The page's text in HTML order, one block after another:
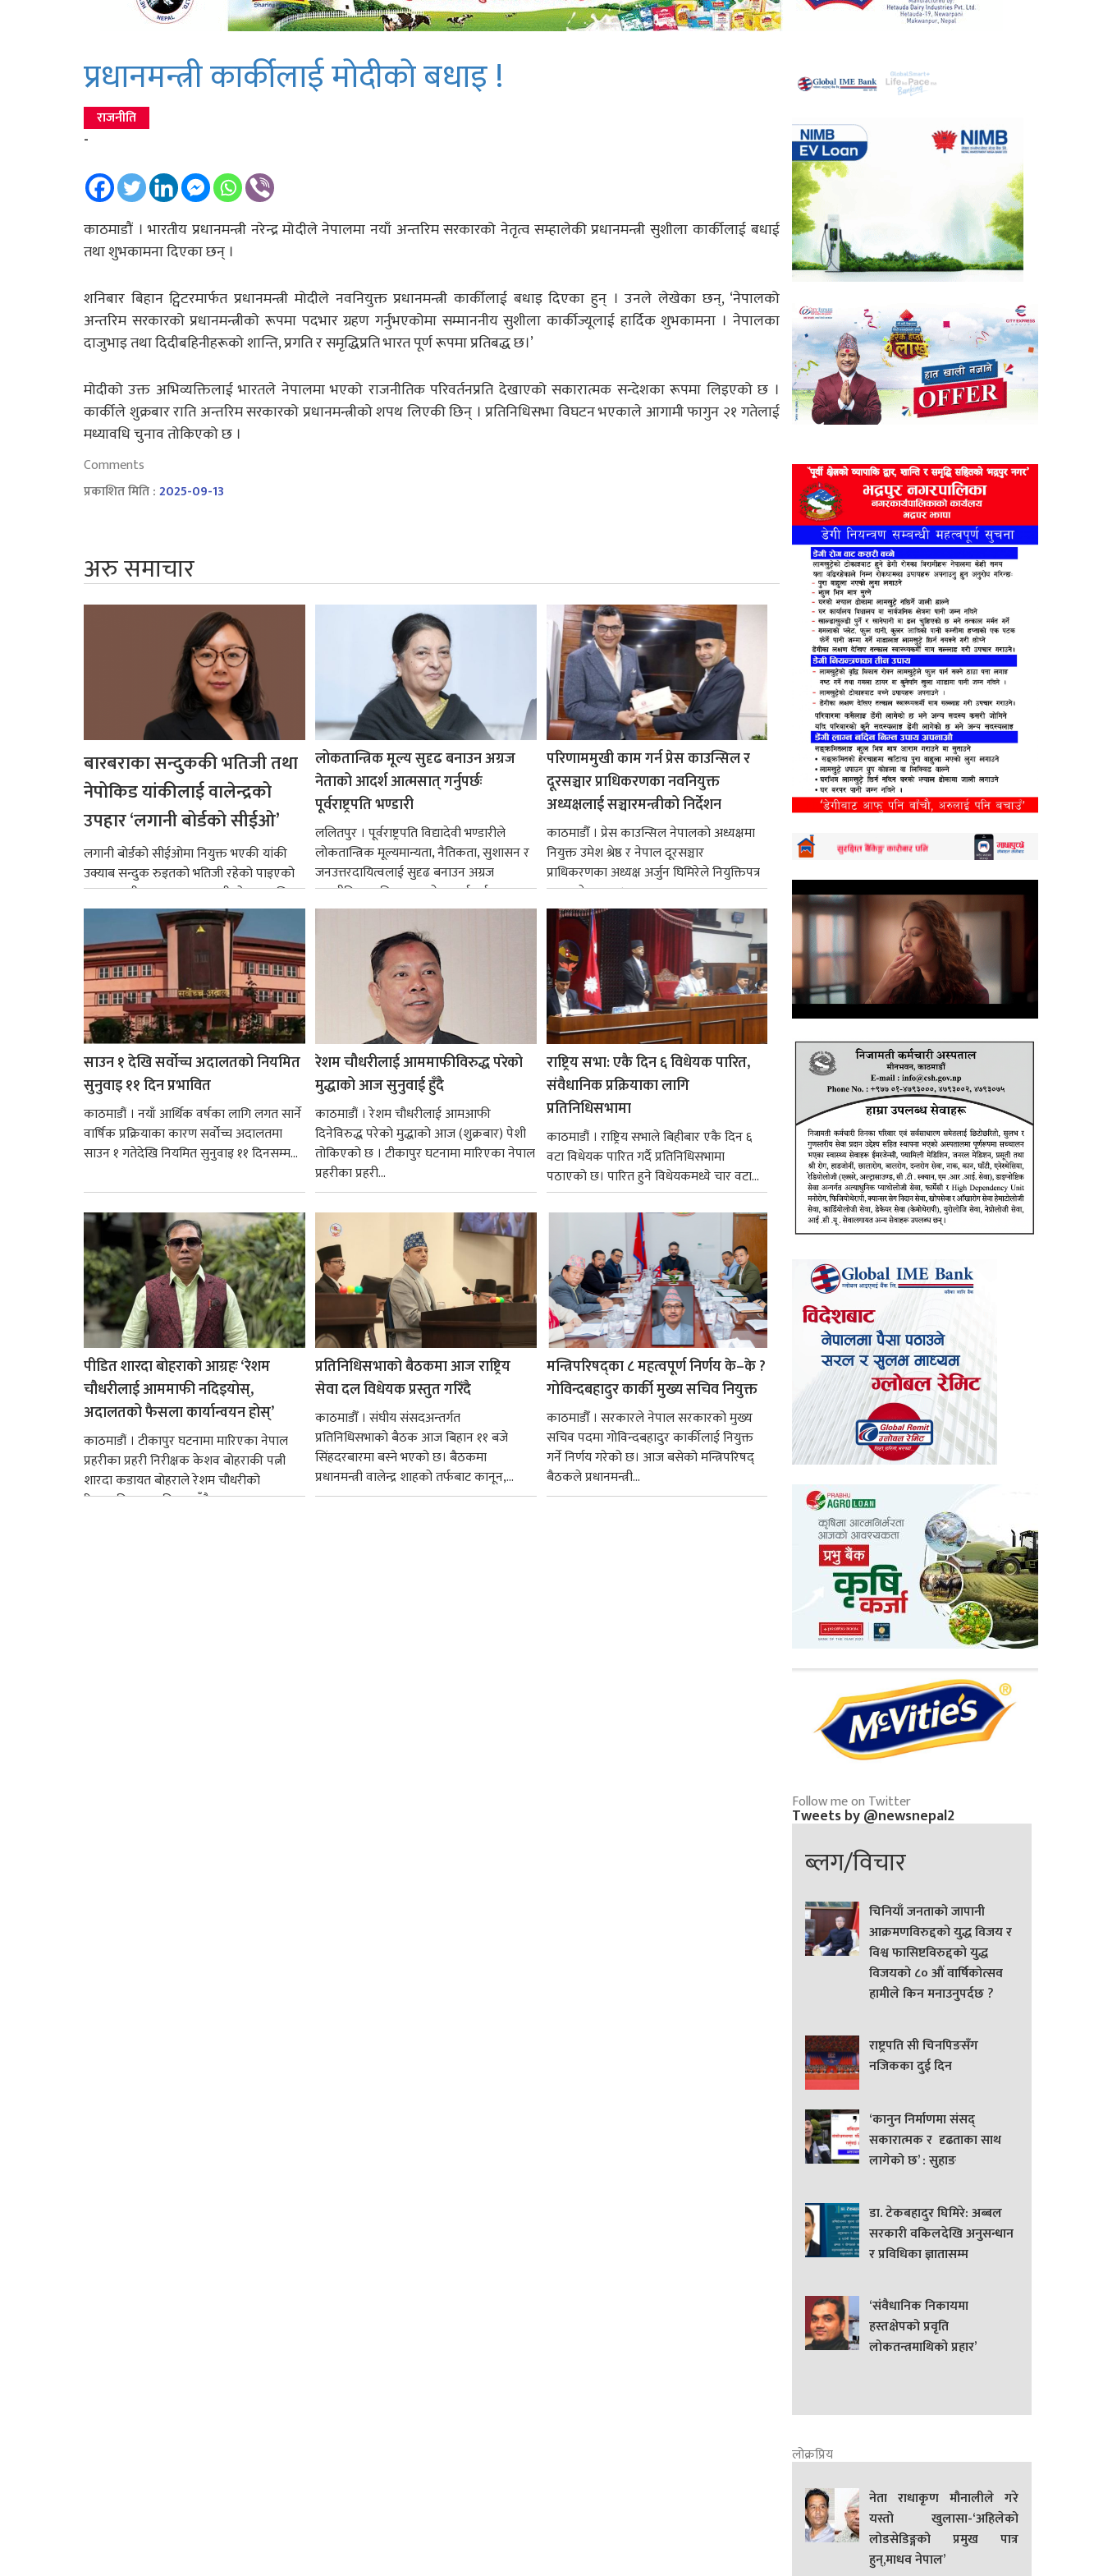
प्रधानमन्त्री कार्कीलाई माेदीकाे बधाइ !
राजनीति
-
काठमाडौं । भारतीय प्रधानमन्त्री नरेन्द्र मोदीले नेपालमा नयाँ अन्तरिम सरकारको नेतृत्व सम्हालेकी प्रधानमन्त्री सुशीला कार्कीलाई बधाई
तथा शुभकामना दिएका छन् ।
शनिबार बिहान ट्विटरमार्फत प्रधानमन्त्री मोदीले नवनियुक्त प्रधानमन्त्री कार्कीलाई बधाइ दिएका हुन् । उनले लेखेका छन्, ‘नेपालको
अन्तरिम सरकारको प्रधानमन्त्रीको रूपमा पदभार ग्रहण गर्नुभएकोमा सम्माननीय सुशीला कार्कीज्यूलाई हार्दिक शुभकामना । नेपालका
दाजुभाइ तथा दिदीबहिनीहरूको शान्ति, प्रगति र समृद्धिप्रति भारत पूर्ण रूपमा प्रतिबद्ध छ।’
मोदीको उक्त अभिव्यक्तिलाई भारतले नेपालमा भएको राजनीतिक परिवर्तनप्रति देखाएको सकारात्मक सन्देशका रूपमा लिइएको छ ।
कार्कीले शुक्रबार राति अन्तरिम सरकारको प्रधानमन्त्रीको शपथ लिएकी छिन् । प्रतिनिधिसभा विघटन भएकाले आगामी फागुन २१ गतेलाई
मध्यावधि चुनाव तोकिएको छ ।
Comments
प्रकाशित मिति :2025-09-13
अरु समाचार
बारबराका सन्दुककी भतिजी तथा
नेपोकिड यांकीलाई वालेन्द्रको
उपहार ‘लगानी बोर्डको सीईओ’
लगानी बोर्डको सीईओमा नियुक्त भएकी यांकी
उक्याब सन्दुक रुइतको भतिजी रहेको पाइएको
छ। तत्कालीन समयमा महाकालीको अञ्चलाधिश
नै बनेका जोन...
लोकतान्त्रिक मूल्य सुदृढ बनाउन अग्रज
नेताको आदर्श आत्मसात् गर्नुपर्छः
पूर्वराष्ट्रपति भण्डारी
ललितपुर । पूर्वराष्ट्रपति विद्यादेवी भण्डारीले
लोकतान्त्रिक मूल्यमान्यता, नैतिकता, सुशासन र
जनउत्तरदायित्वलाई सुदृढ बनाउन अग्रज
राजनीतिक व्यक्तित्वहरूको आदर्शलाई आत्मसात्
गर्न आवश्यक...
परिणाममुखी काम गर्न प्रेस काउन्सिल र
दूरसञ्चार प्राधिकरणका नवनियुक्त
अध्यक्षलाई सञ्चारमन्त्रीको निर्देशन
काठमाडौँ । प्रेस काउन्सिल नेपालको अध्यक्षमा
नियुक्त उमेश श्रेष्ठ र नेपाल दूरसञ्चार
प्राधिकरणका अध्यक्ष अर्जुन घिमिरेले नियुक्तिपत्र
ग्रहण गरेका छन्।...
साउन १ देखि सर्वोच्च अदालतको नियमित
सुनुवाइ ११ दिन प्रभावित
काठमाडौं । नयाँ आर्थिक वर्षका लागि लगत सार्ने
वार्षिक प्रक्रियाका कारण सर्वोच्च अदालतमा
साउन १ गतेदेखि नियमित सुनुवाइ ११ दिनसम्म...
रेशम चौधरीलाई आममाफीविरुद्ध परेको
मुद्धाको आज सुनुवाई हुँदै
काठमाडौं । रेशम चौधरीलाई आमआफी
दिनेविरुद्ध परेको मुद्धाको आज (शुक्रबार) पेशी
तोकिएको छ । टीकापुर घटनामा मारिएका नेपाल
प्रहरीका प्रहरी...
राष्ट्रिय सभा: एकै दिन ६ विधेयक पारित,
संवैधानिक प्रक्रियाका लागि
प्रतिनिधिसभामा
काठमाडौं । राष्ट्रिय सभाले बिहीबार एकै दिन ६
वटा विधेयक पारित गर्दै प्रतिनिधिसभामा
पठाएको छ। पारित हुने विधेयकमध्ये चार वटा...
पीडित शारदा बोहराको आग्रहः ‘रेशम
चौधरीलाई आममाफी नदिइयोस्,
अदालतको फैसला कार्यान्वयन होस्’
काठमाडौं । टीकापुर घटनामा मारिएका नेपाल
प्रहरीका प्रहरी निरीक्षक केशव बोहराकी पत्नी
शारदा कडायत बोहराले रेशम चौधरीको
रिहाइप्रति असहमति जनाउँदै...
प्रतिनिधिसभाको बैठकमा आज राष्ट्रिय
सेवा दल विधेयक प्रस्तुत गरिँदै
काठमाडौँ । संघीय संसदअन्तर्गत
प्रतिनिधिसभाको बैठक आज बिहान ११ बजे
सिंहदरबारमा बस्ने भएको छ। बैठकमा
प्रधानमन्त्री वालेन्द्र शाहको तर्फबाट कानून,...
मन्त्रिपरिषद्का ८ महत्वपूर्ण निर्णय के–के ?
गोविन्दबहादुर कार्की मुख्य सचिव नियुक्त
काठमाडौँ । सरकारले नेपाल सरकारको मुख्य
सचिव पदमा गोविन्दबहादुर कार्कीलाई नियुक्त
गर्ने निर्णय गरेको छ। आज बसेको मन्त्रिपरिषद्
बैठकले प्रधानमन्त्री...
Follow me on Twitter
Tweets by @newsnepal2
ब्लग/विचार
चिनियाँ जनताको जापानी
आक्रमणविरुद्दको युद्ध विजय र
विश्व फासिष्टविरुद्दको युद्ध
विजयको ८० औं वार्षिकोत्सव
हामीले किन मनाउनुपर्दछ ?
राष्ट्रपति सी चिनपिङसँग
नजिकका दुई दिन
‘कानुन निर्माणमा संसद्
सकारात्मक र दृढताका साथ
लागेको छ’ : सुहाङ
डा. टेकबहादुर घिमिरे: अब्बल
सरकारी वकिलदेखि अनुसन्धान
र प्रविधिका ज्ञातासम्म
‘संवैधानिक निकायमा
हस्तक्षेपको प्रवृति
लोकतन्त्रमाथिको प्रहार’
लोक्रप्रिय
नेता राधाकृण मौनालीले गरे
यस्तो खुलासा-‘अहिलेको
लोडसेडिङ्गको प्रमुख पात्र
हुन्,माधव नेपाल’